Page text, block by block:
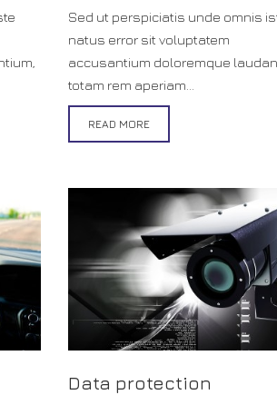
Sed ut perspiciatis unde omnis
natus error sit voluptatem
accusantium doloremque
totam rem aperiam...
READ MORE
Data protection